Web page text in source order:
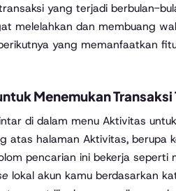
yang terjadi berbulan-
melelahkan dan membuang
yang memanfaatkan
Menemukan
di dalam menu Aktivitas
atas halaman Aktivitas, berupa
pencarian ini bekerja seperti
lokal akun kamu berdasarkan